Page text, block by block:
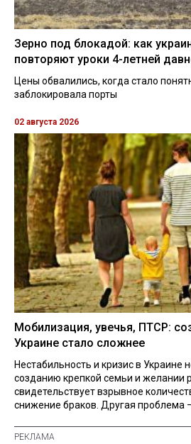
Зерно под блокадой: как
повторяют уроки 4-летней
Цены обвалились, когда стало
заблокировала порты
02 августа 2026
Мобилизация, увечья, ПТСР:
Украине стало сложнее
Нестабильность и кризис в Украине
созданию крепкой семьи и желании
свидетельствует взрывное
снижение браков. Другая проблема